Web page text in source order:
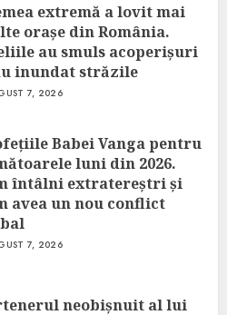
extremă a lovit mai
orașe din România.
au smuls acoperișuri
inundat străzile
7, 2026
Babei Vanga pentru
luni din 2026.
întâlni extratereștri și
avea un nou conflict
7, 2026
neobișnuit al lui